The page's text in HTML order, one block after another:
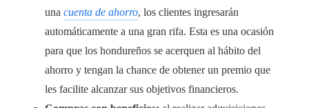
una cuenta de ahorro, los clientes ingresarán
automáticamente a una gran rifa. Esta es una ocasión
para que los hondureños se acerquen al hábito del
ahorro y tengan la chance de obtener un premio que
les facilite alcanzar sus objetivos financieros.